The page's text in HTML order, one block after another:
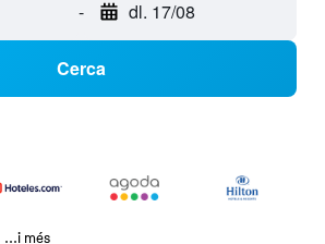
- dl. 17/08
Cerca
...i més